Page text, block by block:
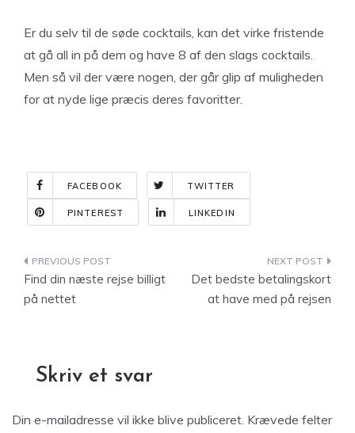
Er du selv til de søde cocktails, kan det virke fristende
at gå all in på dem og have 8 af den slags cocktails.
Men så vil der være nogen, der går glip af muligheden
for at nyde lige præcis deres favoritter.
FACEBOOK TWITTER
PINTEREST LINKEDIN
Indlægsnavigation
Find din næste rejse billigt
på nettet
Det bedste betalingskort
at have med på rejsen
Skriv et svar
Din e-mailadresse vil ikke blive publiceret. Krævede felter